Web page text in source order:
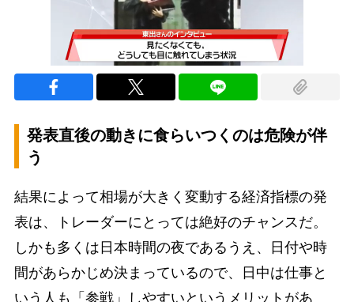
発表直後の動きに食らいつくのは危険が伴
う
結果によって相場が大きく変動する経済指標の発
表は、トレーダーにとっては絶好のチャンスだ。
しかも多くは日本時間の夜であるうえ、日付や時
間があらかじめ決まっているので、日中は仕事と
いう人も「参戦」しやすいというメリットがあ